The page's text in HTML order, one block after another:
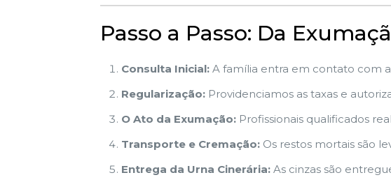
Passo a Passo: Da
Consulta Inicial:A família entra em contato com
Regularização:Providenciamos as taxas e
O Ato da Exumação:Profissionais qualificados
Transporte e Cremação:Os restos mortais são
Entrega da Urna Cinerária:As cinzas são